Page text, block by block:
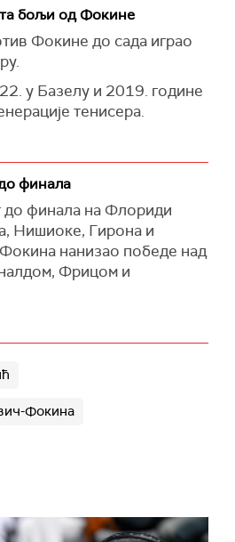
бољи од Фокине
Фокине до сада играо
у Базелу и 2019. године
тенисера.
финала
до финала на Флориди
Нишиоке, Гирона и
нанизао победе над
Фрицом и
Фокина